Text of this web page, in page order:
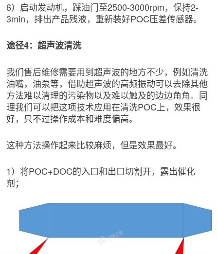
6）启动发动机，踩油门至2500-3000rpm，保持2-
3min，排出产品残液，重新装好POC压差传感器。
途径4：超声波清洗
我们售后维修需要用到超声波的地方不少，例如清洗
油嘴，油泵等，借助超声波的高频振动可以去除其他
方法难以清理的污染物以及难以触及的边边角角。同
理我们可以把这项技术应用在清洗POC上，效果很
好，只不过操作成本和难度偏高。
这种方法操作起来比较麻烦，但是效果最好。
1）将POC+DOC的入口和出口切割开，露出催化
剂；